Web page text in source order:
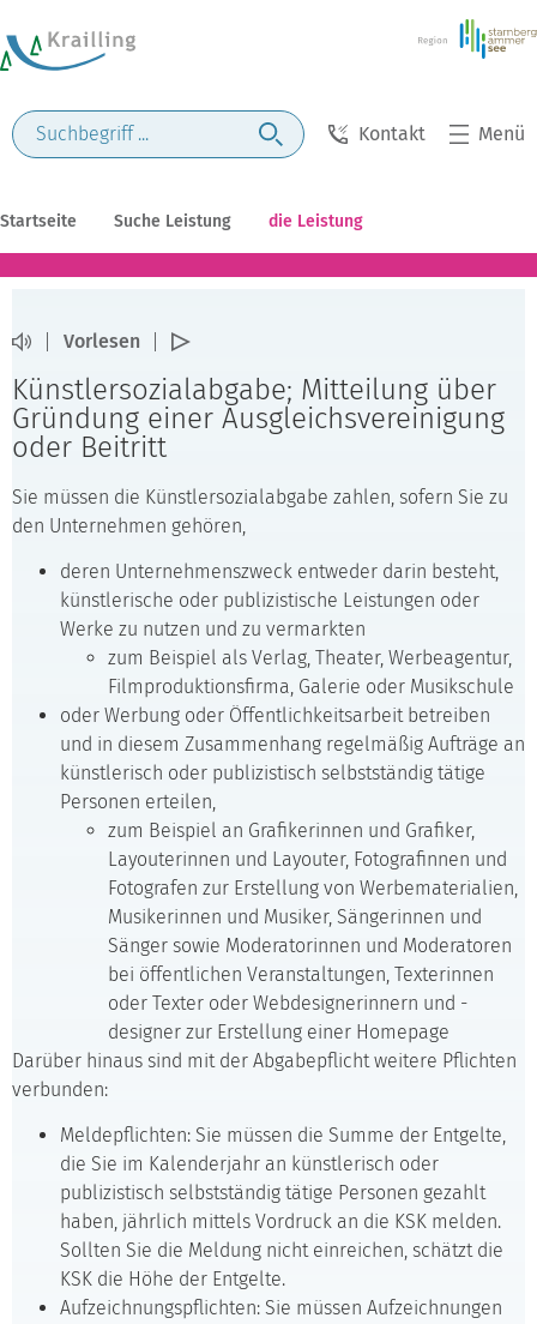
Kontakt Menü
Startseite Suche Leistung die Leistung
Vorlesen
Künstlersozialabgabe; Mitteilung über
Gründung einer Ausgleichsvereinigung
oder Beitritt
Sie müssen die Künstlersozialabgabe zahlen, sofern Sie zu
den Unternehmen gehören,
deren Unternehmenszweck entweder darin besteht,
künstlerische oder publizistische Leistungen oder
Werke zu nutzen und zu vermarkten
zum Beispiel als Verlag, Theater, Werbeagentur,
Filmproduktionsfirma, Galerie oder Musikschule
oder Werbung oder Öffentlichkeitsarbeit betreiben
und in diesem Zusammenhang regelmäßig Aufträge an
künstlerisch oder publizistisch selbstständig tätige
Personen erteilen,
zum Beispiel an Grafikerinnen und Grafiker,
Layouterinnen und Layouter, Fotografinnen und
Fotografen zur Erstellung von Werbematerialien,
Musikerinnen und Musiker, Sängerinnen und
Sänger sowie Moderatorinnen und Moderatoren
bei öffentlichen Veranstaltungen, Texterinnen
oder Texter oder Webdesignerinnern und -
designer zur Erstellung einer Homepage
Darüber hinaus sind mit der Abgabepflicht weitere Pflichten
verbunden:
Meldepflichten: Sie müssen die Summe der Entgelte,
die Sie im Kalenderjahr an künstlerisch oder
publizistisch selbstständig tätige Personen gezahlt
haben, jährlich mittels Vordruck an die KSK melden.
Sollten Sie die Meldung nicht einreichen, schätzt die
KSK die Höhe der Entgelte.
Aufzeichnungspflichten: Sie müssen Aufzeichnungen